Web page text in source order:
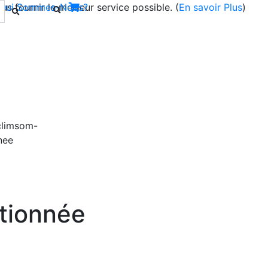
fournir le meilleur service possible. (En savoir Plus)
Qui Sommes-Nous?